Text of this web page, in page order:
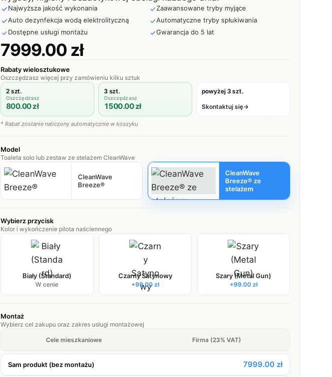
Najwyższa jakość wykonania
Zaawansowane tryby myjące
Auto dezynfekcja wodą elektrolityczną
Automatyczne tryby spłukiwania
Dostępne usługi montażu
Gwarancja do 5 lat
7999.00 zł
Rabaty wielosztukowe
Oszczędzasz więcej przy zamówieniu kilku sztuk
2 szt.
Oszczędzasz
800.00zł
3 szt.
Oszczędzasz
1500.00zł
powyżej 3 szt.
Skontaktuj się→
* Rabat zostanie naliczony automatycznie w koszyku
Model
Toaleta solo lub zestaw ze stelażem CleanWave
CleanWave
Breeze®
CleanWave
Breeze® ze
stelażem
Wybierz przycisk
Kolor i wykończenie pilota naściennego
Biały (Standard)
W cenie
Czarny Satynowy
+99.00zł
Szary (Metal Gun)
+99.00 zł
Montaż
Wybierz cel zakupu oraz zakres usługi montażowej
Cele mieszkaniowe Firma (23% VAT)
Sam produkt (bez montażu) 7999.00 zł